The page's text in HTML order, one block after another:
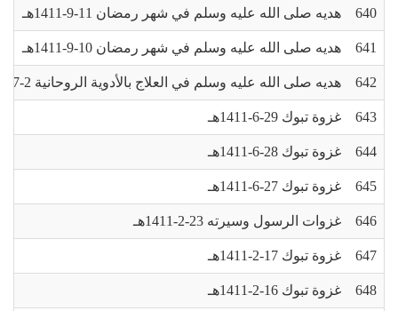
640 هديه صلى الله عليه وسلم في شهر رمضان 11-9-1411هـ
641 هديه صلى الله عليه وسلم في شهر رمضان 10-9-1411هـ
642 هديه صلى الله عليه وسلم في العلاج بالأدوية الروحانية 2-7-1411هـ
643 غزوة تبوك 29-6-1411هـ
644 غزوة تبوك 28-6-1411هـ
645 غزوة تبوك 27-6-1411هـ
646 غزوات الرسول وسيرته 23-2-1411هـ
647 غزوة تبوك 17-2-1411هـ
648 غزوة تبوك 16-2-1411هـ